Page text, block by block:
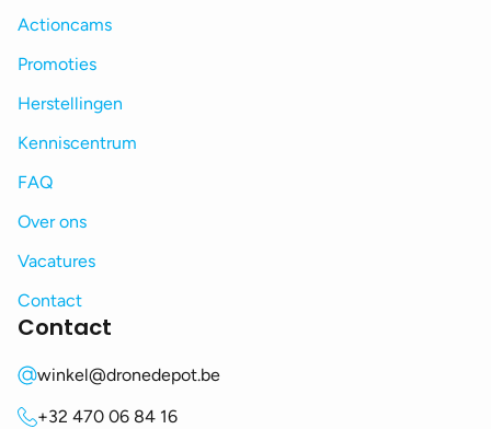
Actioncams
Promoties
Herstellingen
Kenniscentrum
FAQ
Over ons
Vacatures
Contact
Contact
winkel@dronedepot.be
+32 470 06 84 16